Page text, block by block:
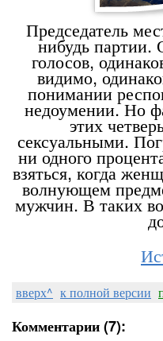
Председатель
нибудь партии.
голосов,
видимо,
понимании
недоумении. Но
этих
сексуальными.
ни одного
взяться, когда
волнующем
мужчин. В таких
вверх^ к полной версии
Комментарии (7):